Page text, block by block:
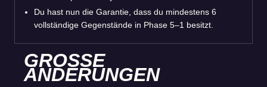
Du hast nun die Garantie, dass du mindestens 6
vollständige Gegenstände in Phase 5–1 besitzt.
GROSSE
ÄNDERUNGEN